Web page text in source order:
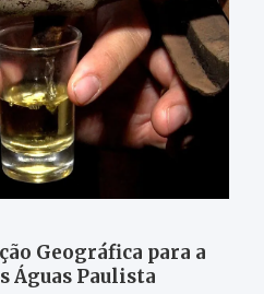
Geográfica para a
Águas Paulista